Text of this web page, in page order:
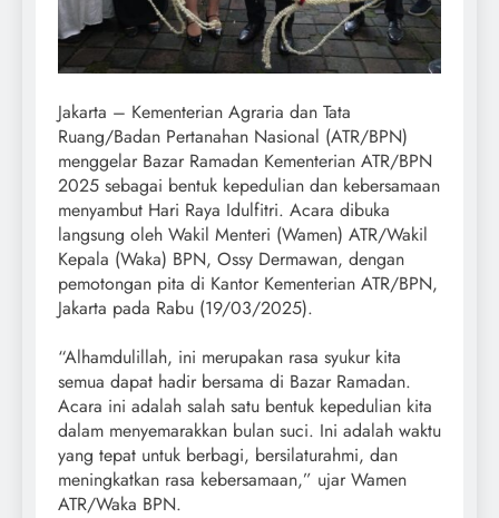
Jakarta – Kementerian Agraria dan Tata
Ruang/Badan Pertanahan Nasional (ATR/BPN)
menggelar Bazar Ramadan Kementerian ATR/BPN
2025 sebagai bentuk kepedulian dan kebersamaan
menyambut Hari Raya Idulfitri. Acara dibuka
langsung oleh Wakil Menteri (Wamen) ATR/Wakil
Kepala (Waka) BPN, Ossy Dermawan, dengan
pemotongan pita di Kantor Kementerian ATR/BPN,
Jakarta pada Rabu (19/03/2025).
“Alhamdulillah, ini merupakan rasa syukur kita
semua dapat hadir bersama di Bazar Ramadan.
Acara ini adalah salah satu bentuk kepedulian kita
dalam menyemarakkan bulan suci. Ini adalah waktu
yang tepat untuk berbagi, bersilaturahmi, dan
meningkatkan rasa kebersamaan,” ujar Wamen
ATR/Waka BPN.